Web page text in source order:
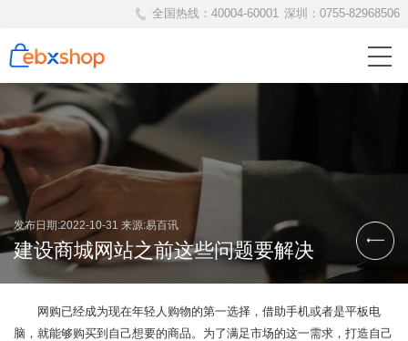
全国热线：40004-60001 深圳：0755-82968506
发布日期:2022-10-31 来源:易百讯
建设商城网站之前这些问题要解决
网购已经成为现在年轻人购物的第一选择，借助手机或者是平板电
脑，就能够购买到自己想要的商品。为了满足市场的这一需求，打造自己